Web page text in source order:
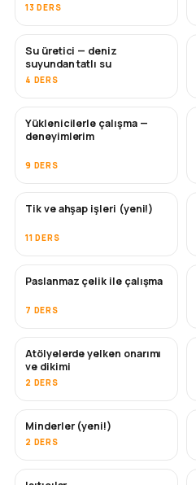
13 DERS
YAKINDA
Su üretici — deniz
suyundan tatlı su
4 DERS
YAKINDA
Yüklenicilerle çalışma —
deneyimlerim
9 DERS
Tik ve ahşap işleri (yeni!)
11 DERS
YAKINDA
Paslanmaz çelik ile çalışma
7 DERS
YAKINDA
Atölyelerde yelken onarımı
ve dikimi
2 DERS
Minderler (yeni!)
2 DERS